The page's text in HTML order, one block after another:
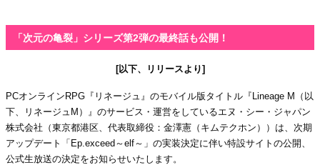
「次元の亀裂」シリーズ第2弾の最終話も公開！
[以下、リリースより]
PCオンラインRPG『リネージュ』のモバイル版タイトル『Lineage M（以
下、リネージュM）』のサービス・運営をしているエヌ・シー・ジャパン
株式会社（東京都港区、代表取締役：金澤憲（キムテクホン））は、次期
アップデート「Ep.exceed～elf～」の実装決定に伴い特設サイトの公開、
公式生放送の決定をお知らせいたします。